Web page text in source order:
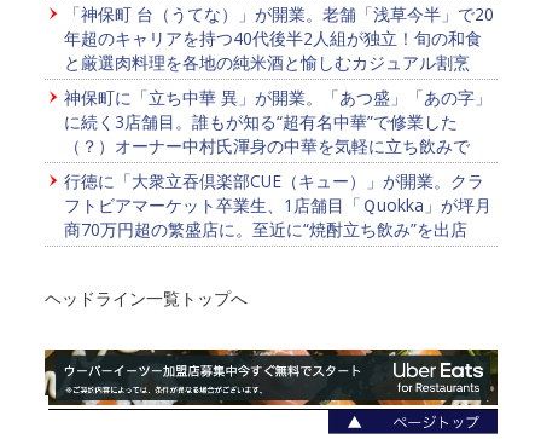
「神保町 台（うてな）」が開業。老舗「浅草今半」で20
年超のキャリアを持つ40代後半2人組が独立！旬の和食
と厳選肉料理を各地の純米酒と愉しむカジュアル割烹
神保町に「立ち中華 異」が開業。「あつ盛」「あの字」
に続く3店舗目。誰もが知る“超有名中華”で修業した
（？）オーナー中村氏渾身の中華を気軽に立ち飲みで
行徳に「大衆立吞倶楽部CUE（キュー）」が開業。クラ
フトビアマーケット卒業生、1店舗目「Ｑuokka」が坪月
商70万円超の繁盛店に。至近に“焼酎立ち飲み”を出店
ヘッドライン一覧トップへ